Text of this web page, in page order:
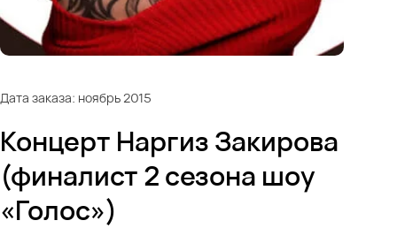
Дата заказа: ноябрь 2015
Концерт Наргиз Закирова
(финалист 2 сезона шоу
«Голос»)